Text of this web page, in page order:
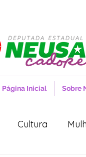
Página Inicial Sobre
Cultura